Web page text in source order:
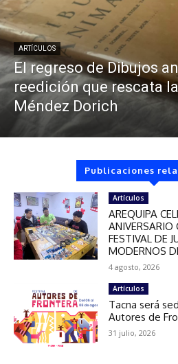
ARTÍCULOS
El regreso de Dibujos
reedición que rescata
Méndez Dorich
Publicaciones
Artículos
AREQUIPA
ANIVERSARIO
FESTIVAL DE
MODERNOS
4 agosto, 2026
Artículos
Tacna será
Autores de
31 julio, 2026